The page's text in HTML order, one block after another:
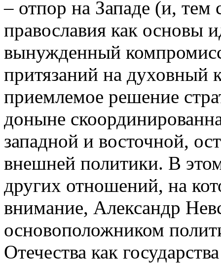
– отпор на Западе (и,
православия как основы
вынужденный
притязаний на духовный
приемлемое решение
доныне
западной и восточной,
внешней политики. В
других отношений, на
внимание, Александр
основоположником
Отечества как